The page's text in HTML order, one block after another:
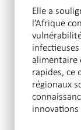
Elle a
l’Afrique
alimentaire
rapides, ce
régionaux